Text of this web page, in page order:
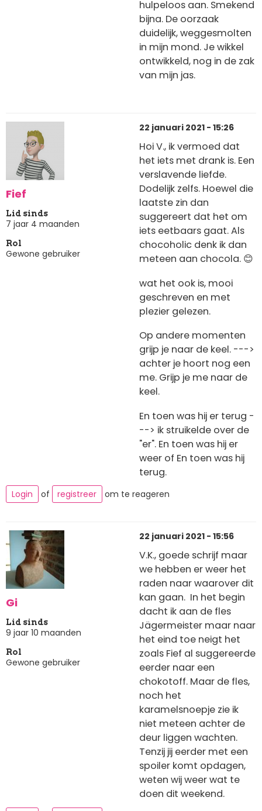
hulpeloos aan. Smekend
bijna. De oorzaak
duidelijk, weggesmolten
in mijn mond. Je wikkel
ontwikkeld, nog in de zak
van mijn jas.
Fief
Lid sinds
7 jaar 4 maanden
Rol
Gewone gebruiker
22 januari 2021 - 15:26
Hoi V., ik vermoed dat
het iets met drank is. Een
verslavende liefde.
Dodelijk zelfs. Hoewel die
laatste zin dan
suggereert dat het om
iets eetbaars gaat. Als
chocoholic denk ik dan
meteen aan chocola. 😊
wat het ook is, mooi
geschreven en met
plezier gelezen.
Op andere momenten
grijp je naar de keel. --->
achter je hoort nog een
me. Grijp je me naar de
keel.
En toen was hij er terug -
--> ik struikelde over de
"er". En toen was hij er
weer of En toen was hij
terug.
Login of registreer om te reageren
Gi
Lid sinds
9 jaar 10 maanden
Rol
Gewone gebruiker
22 januari 2021 - 15:56
V.K., goede schrijf maar
we hebben er weer het
raden naar waarover dit
kan gaan. In het begin
dacht ik aan de fles
Jägermeister maar naar
het eind toe neigt het
zoals Fief al suggereerde
eerder naar een
chokotoff. Maar de fles,
noch het
karamelsnoepje zie ik
niet meteen achter de
deur liggen wachten.
Tenzij jij eerder met een
spoiler komt opdagen,
weten wij weer wat te
doen dit weekend.